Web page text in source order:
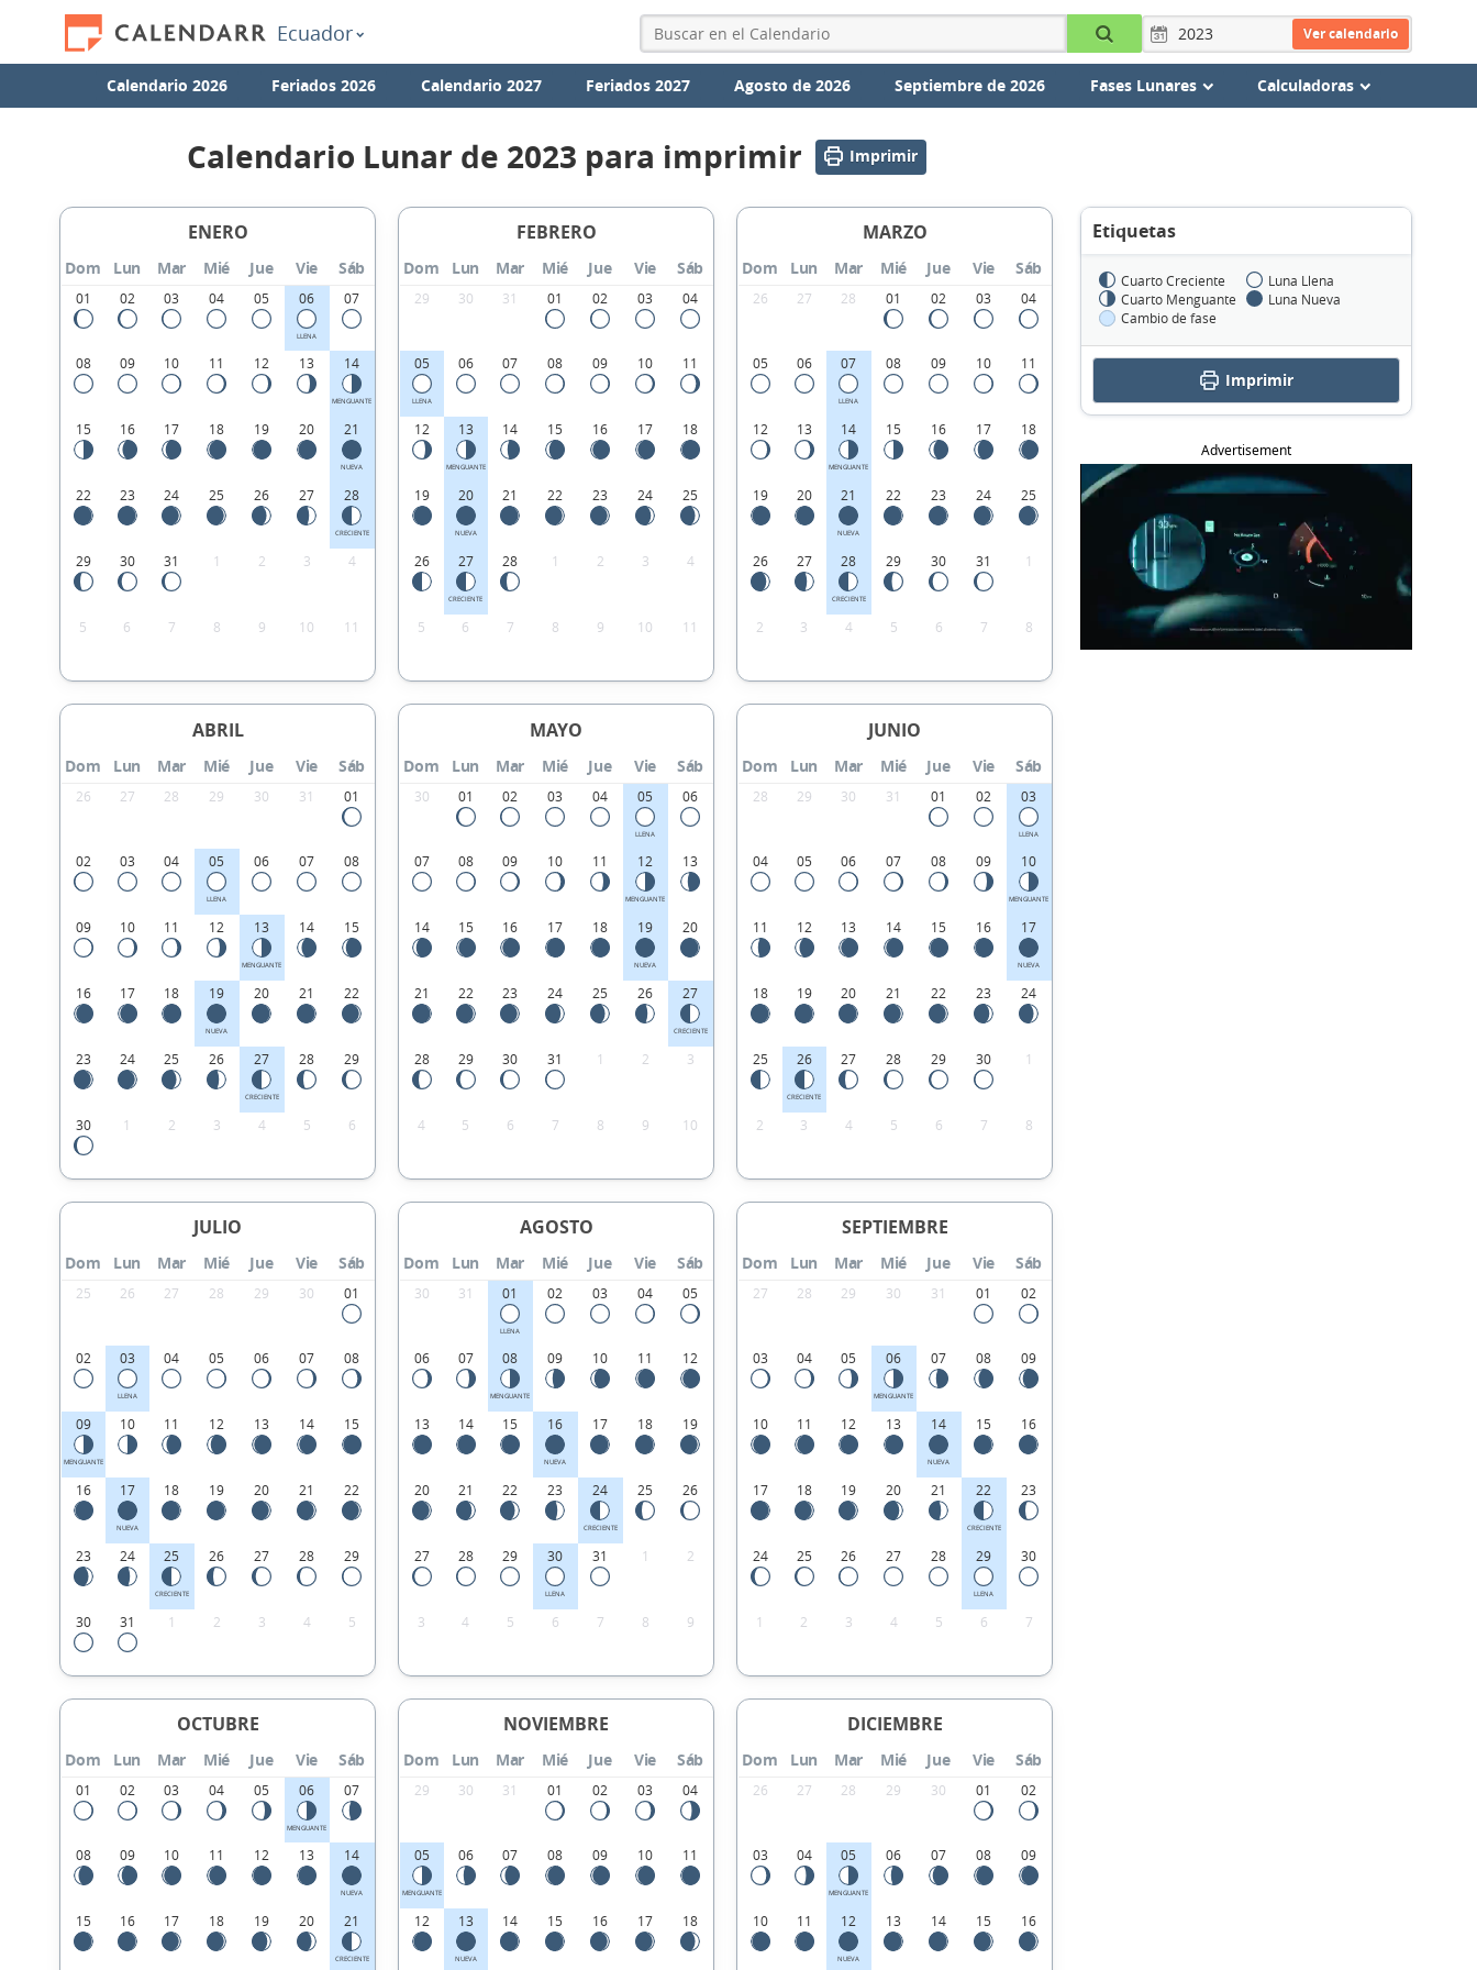
Ecuador Ver calendario
Calendario 2026 Feriados 2026 Calendario 2027 Feriados 2027 Agosto de 2026 Septiembre de 2026 Fases Lunares Calculadoras
Calendario Lunar de 2023 para imprimir Imprimir
ENERO
Dom Lun Mar Mié Jue Vie Sáb
01 02 03 04 05 06
LLENA
07
08 09 10 11 12 13 14
MENGUANTE
15 16 17 18 19 20 21
NUEVA
22 23 24 25 26 27 28
CRECIENTE
29 30 31 1 2 3 4
5 6 7 8 9 10 11
FEBRERO
Dom Lun Mar Mié Jue Vie Sáb
29 30 31 01 02 03 04
05
LLENA
06 07 08 09 10 11
12 13
MENGUANTE
14 15 16 17 18
19 20
NUEVA
21 22 23 24 25
26 27
CRECIENTE
28 1 2 3 4
5 6 7 8 9 10 11
MARZO
Dom Lun Mar Mié Jue Vie Sáb
26 27 28 01 02 03 04
05 06 07
LLENA
08 09 10 11
12 13 14
MENGUANTE
15 16 17 18
19 20 21
NUEVA
22 23 24 25
26 27 28
CRECIENTE
29 30 31 1
2 3 4 5 6 7 8
ABRIL
Dom Lun Mar Mié Jue Vie Sáb
26 27 28 29 30 31 01
02 03 04 05
LLENA
06 07 08
09 10 11 12 13
MENGUANTE
14 15
16 17 18 19
NUEVA
20 21 22
23 24 25 26 27
CRECIENTE
28 29
30 1 2 3 4 5 6
MAYO
Dom Lun Mar Mié Jue Vie Sáb
30 01 02 03 04 05
LLENA
06
07 08 09 10 11 12
MENGUANTE
13
14 15 16 17 18 19
NUEVA
20
21 22 23 24 25 26 27
CRECIENTE
28 29 30 31 1 2 3
4 5 6 7 8 9 10
JUNIO
Dom Lun Mar Mié Jue Vie Sáb
28 29 30 31 01 02 03
LLENA
04 05 06 07 08 09 10
MENGUANTE
11 12 13 14 15 16 17
NUEVA
18 19 20 21 22 23 24
25 26
CRECIENTE
27 28 29 30 1
2 3 4 5 6 7 8
JULIO
Dom Lun Mar Mié Jue Vie Sáb
25 26 27 28 29 30 01
02 03
LLENA
04 05 06 07 08
09
MENGUANTE
10 11 12 13 14 15
16 17
NUEVA
18 19 20 21 22
23 24 25
CRECIENTE
26 27 28 29
30 31 1 2 3 4 5
AGOSTO
Dom Lun Mar Mié Jue Vie Sáb
30 31 01
LLENA
02 03 04 05
06 07 08
MENGUANTE
09 10 11 12
13 14 15 16
NUEVA
17 18 19
20 21 22 23 24
CRECIENTE
25 26
27 28 29 30
LLENA
31 1 2
3 4 5 6 7 8 9
SEPTIEMBRE
Dom Lun Mar Mié Jue Vie Sáb
27 28 29 30 31 01 02
03 04 05 06
MENGUANTE
07 08 09
10 11 12 13 14
NUEVA
15 16
17 18 19 20 21 22
CRECIENTE
23
24 25 26 27 28 29
LLENA
30
1 2 3 4 5 6 7
OCTUBRE
Dom Lun Mar Mié Jue Vie Sáb
01 02 03 04 05 06
MENGUANTE
07
08 09 10 11 12 13 14
NUEVA
15 16 17 18 19 20 21
CRECIENTE
NOVIEMBRE
Dom Lun Mar Mié Jue Vie Sáb
29 30 31 01 02 03 04
05
MENGUANTE
06 07 08 09 10 11
12 13
NUEVA
14 15 16 17 18
DICIEMBRE
Dom Lun Mar Mié Jue Vie Sáb
26 27 28 29 30 01 02
03 04 05
MENGUANTE
06 07 08 09
10 11 12
NUEVA
13 14 15 16
Etiquetas
Cuarto Creciente
Luna Llena
Cuarto Menguante
Luna Nueva
Cambio de fase
Imprimir
Advertisement